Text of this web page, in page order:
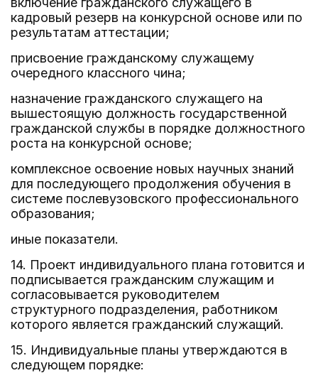
кадровый резерв на конкурсной основе или по
результатам аттестации;
присвоение гражданскому служащему
очередного классного чина;
назначение гражданского служащего на
вышестоящую должность государственной
гражданской службы в порядке должностного
роста на конкурсной основе;
комплексное освоение новых научных знаний
для последующего продолжения обучения в
системе послевузовского профессионального
образования;
иные показатели.
14. Проект индивидуального плана готовится и
подписывается гражданским служащим и
согласовывается руководителем
структурного подразделения, работником
которого является гражданский служащий.
15. Индивидуальные планы утверждаются в
следующем порядке: